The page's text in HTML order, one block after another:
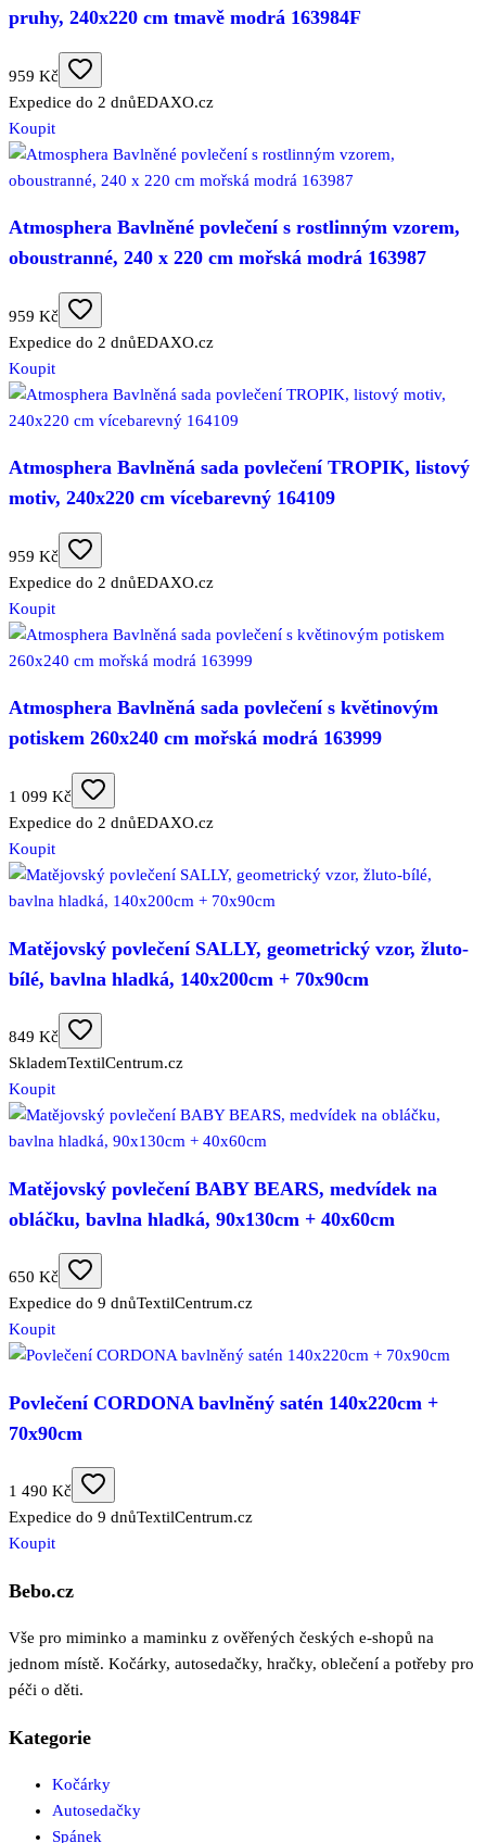
pruhy, 240x220 cm tmavě modrá 163984F
959 Kč
Expedice do 2 dnůEDAXO.cz
Koupit
Atmosphera Bavlněné povlečení s rostlinným vzorem,
oboustranné, 240 x 220 cm mořská modrá 163987
959 Kč
Expedice do 2 dnůEDAXO.cz
Koupit
Atmosphera Bavlněná sada povlečení TROPIK, listový
motiv, 240x220 cm vícebarevný 164109
959 Kč
Expedice do 2 dnůEDAXO.cz
Koupit
Atmosphera Bavlněná sada povlečení s květinovým
potiskem 260x240 cm mořská modrá 163999
1 099 Kč
Expedice do 2 dnůEDAXO.cz
Koupit
Matějovský povlečení SALLY, geometrický vzor, žluto-
bílé, bavlna hladká, 140x200cm + 70x90cm
849 Kč
SklademTextilCentrum.cz
Koupit
Matějovský povlečení BABY BEARS, medvídek na
obláčku, bavlna hladká, 90x130cm + 40x60cm
650 Kč
Expedice do 9 dnůTextilCentrum.cz
Koupit
Povlečení CORDONA bavlněný satén 140x220cm +
70x90cm
1 490 Kč
Expedice do 9 dnůTextilCentrum.cz
Koupit
Bebo.cz
Vše pro miminko a maminku z ověřených českých e-shopů na
jednom místě. Kočárky, autosedačky, hračky, oblečení a potřeby pro
péči o děti.
Kategorie
Kočárky
Autosedačky
Spánek